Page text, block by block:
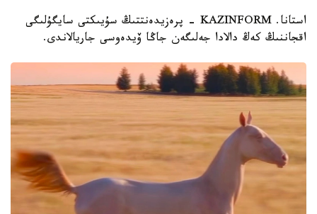
استانا. KAZINFORM - پرەزيدەنتتىڭ سۇيىكتى سايگۇلىگى
اقجاننىڭ كەڭ دالادا جەلىگەن جاڭا ۆيدەوسى جاريالاندى.